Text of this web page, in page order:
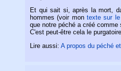
Et qui sait si, après la mort,
hommes (voir mon texte sur
que notre péché a créé
C'est peut-être cela le
Lire aussi: A propos du péché